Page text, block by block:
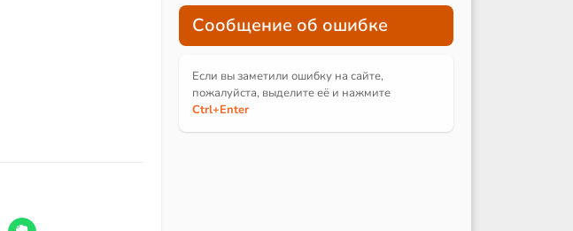
Сообщение об ошибке
Если вы заметили ошибку на сайте,
пожалуйста, выделите её и нажмите
Ctrl+Enter